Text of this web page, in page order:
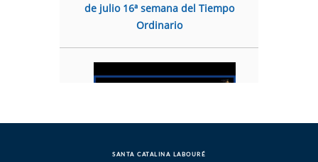
de julio 16ª semana del Tiempo
Ordinario
SANTA CATALINA LABOURÉ